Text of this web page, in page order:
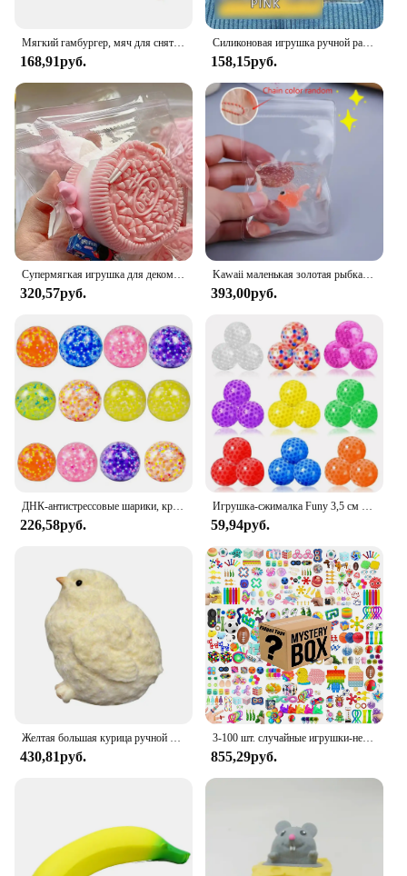
Мягкий гамбургер, мяч для снятия стресса, сенсорная игрушка для аутизма, снятие стресса и тревоги, игрушки-непоседа, мороженое, щепотка, декомпрессионная игрушка для взрослых
168,91руб.
Силиконовая игрушка ручной работы для большого печенья, мягкая игрушка для снятия стресса, Mochi Taba, мягкая игрушка-непоседа, игрушка для печенья, детский подарок
158,15руб.
Супермягкая игрушка для декомпрессии Oreo, форма печенья, мягкая игрушка, имитация сэндвича, ультра-мягкая игрушка для вентиляции
320,57руб.
Kawaii маленькая золотая рыбка, новинка, прозрачная сумка с золотой рыбкой, игрушка-клоун-рыба для взрослых, снятие стресса для детей и взрослых, подарок
393,00руб.
226,58руб. 59,94руб.
430,81руб.
3-100 шт. случайные игрушки-непоседы Mys-tery, подарочная упаковка, сумка-сюрприз, набор антистрессовых различных рельефных игрушек для детей, лидер продаж
855,29руб.